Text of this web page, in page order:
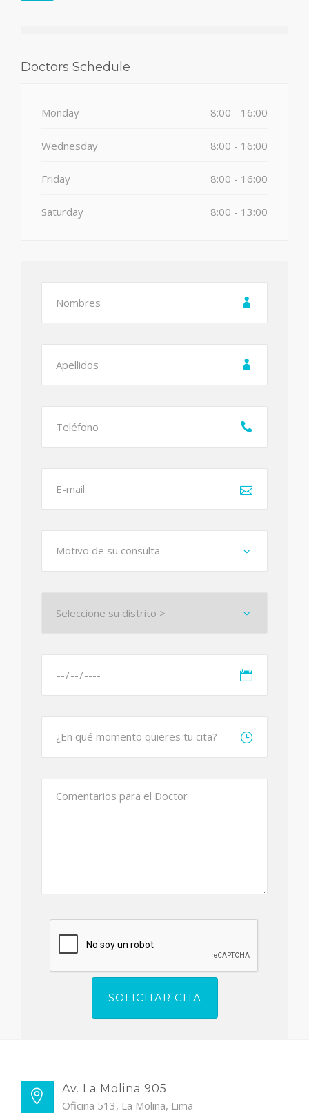
Doctors Schedule
Monday 8:00 - 16:00
Wednesday 8:00 - 16:00
Friday 8:00 - 16:00
Saturday 8:00 - 13:00
Av. La Molina 905
Oficina 513, La Molina, Lima